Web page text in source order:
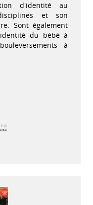
d'identité au
et son
Sont également
du bébé à
à